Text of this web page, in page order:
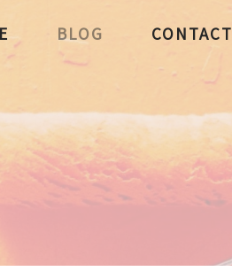
BLOG CONTACT